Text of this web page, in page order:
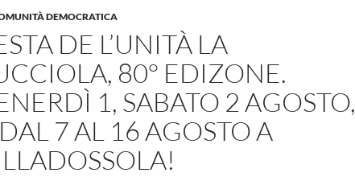
DEMOCRATICA
DE L’UNITÀ LA
80° EDIZONE.
1, SABATO 2 AGOSTO,
7 AL 16 AGOSTO A